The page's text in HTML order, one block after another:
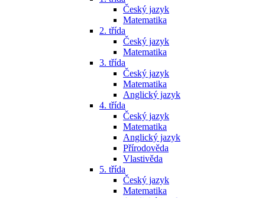
Český jazyk
Matematika
2. třída
Český jazyk
Matematika
3. třída
Český jazyk
Matematika
Anglický jazyk
4. třída
Český jazyk
Matematika
Anglický jazyk
Přírodověda
Vlastivěda
5. třída
Český jazyk
Matematika